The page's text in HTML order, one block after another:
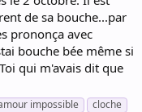
de sa bouche...par
prononça avec
bouche bée même si
qui m'avais dit que
impossible
cloche